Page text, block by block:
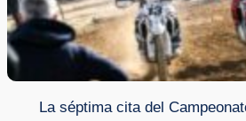
La séptima cita del